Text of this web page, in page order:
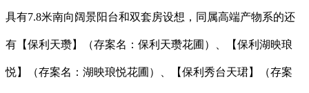
具有7.8米南向阔景阳台和双套房设想，同属高端产物系的还
有【保利天瓒】（存案名：保利天瓒花圃）、【保利湖映琅
悦】（存案名：湖映琅悦花圃）、【保利秀台天珺】（存案